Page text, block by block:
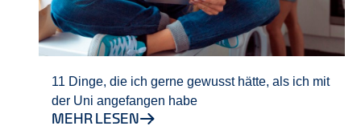
11 Dinge, die ich gerne gewusst hätte, als ich mit
der Uni angefangen habe
MEHR LESEN